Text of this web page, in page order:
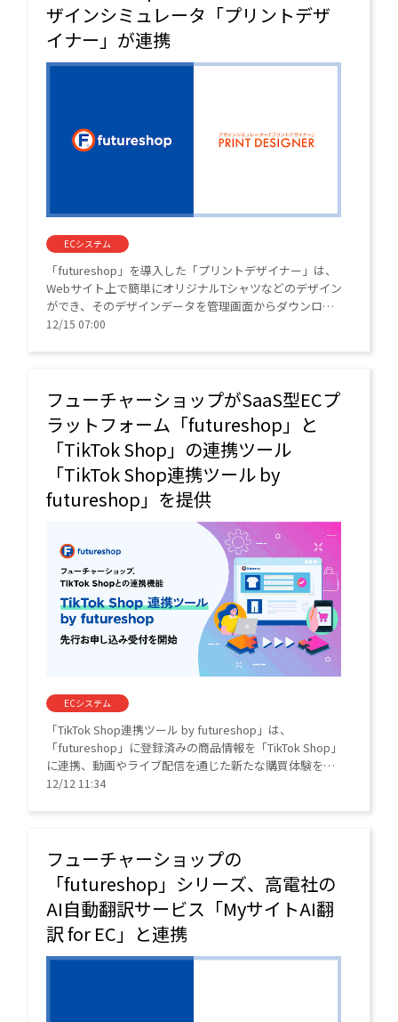
ザインシミュレータ「プリントデザ
イナー」が連携
ECシステム
「futureshop」を導入した「プリントデザイナー」は、
Webサイト上で簡単にオリジナルTシャツなどのデザイン
ができ、そのデザインデータを管理画面からダウンロー
ドしてプリント用データとして使用できるWebサービ
12/15 07:00
フューチャーショップがSaaS型ECプ
ラットフォーム「futureshop」と
「TikTok Shop」の連携ツール
「TikTok Shop連携ツール by
futureshop」を提供
ECシステム
「TikTok Shop連携ツール by futureshop」は、
「futureshop」に登録済みの商品情報を「TikTok Shop」
に連携、動画やライブ配信を通じた新たな購買体験を創
出できる連携ツール。
12/12 11:34
フューチャーショップの
「futureshop」シリーズ、高電社の
AI自動翻訳サービス「MyサイトAI翻
訳 for EC」と連携